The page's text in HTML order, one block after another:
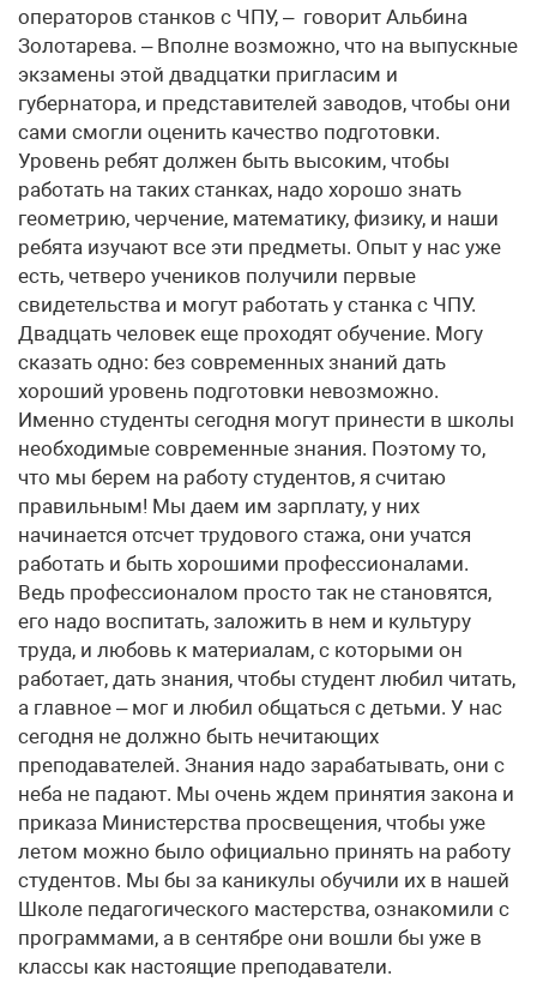
операторов станков с ЧПУ, – говорит Альбина
Золотарева. – Вполне возможно, что на выпускные
экзамены этой двадцатки пригласим и
губернатора, и представителей заводов, чтобы они
сами смогли оценить качество подготовки.
Уровень ребят должен быть высоким, чтобы
работать на таких станках, надо хорошо знать
геометрию, черчение, математику, физику, и наши
ребята изучают все эти предметы. Опыт у нас уже
есть, четверо учеников получили первые
свидетельства и могут работать у станка с ЧПУ.
Двадцать человек еще проходят обучение. Могу
сказать одно: без современных знаний дать
хороший уровень подготовки невозможно.
Именно студенты сегодня могут принести в школы
необходимые современные знания. Поэтому то,
что мы берем на работу студентов, я считаю
правильным! Мы даем им зарплату, у них
начинается отсчет трудового стажа, они учатся
работать и быть хорошими профессионалами.
Ведь профессионалом просто так не становятся,
его надо воспитать, заложить в нем и культуру
труда, и любовь к материалам, с которыми он
работает, дать знания, чтобы студент любил читать,
а главное – мог и любил общаться с детьми. У нас
сегодня не должно быть нечитающих
преподавателей. Знания надо зарабатывать, они с
неба не падают. Мы очень ждем принятия закона и
приказа Министерства просвещения, чтобы уже
летом можно было официально принять на работу
студентов. Мы бы за каникулы обучили их в нашей
Школе педагогического мастерства, ознакомили с
программами, а в сентябре они вошли бы уже в
классы как настоящие преподаватели.